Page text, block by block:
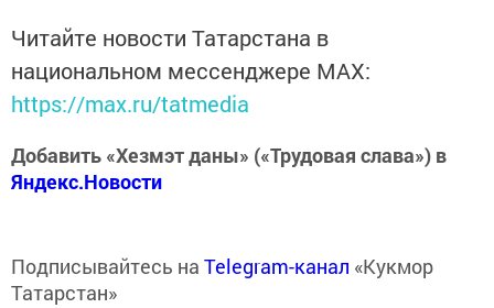
Читайте новости Татарстана в
национальном мессенджере MАХ:
https://max.ru/tatmedia
Добавить «Хезмэт даны» («Трудовая слава») в
Яндекс.Новости
Подписывайтесь на Telegram-канал «Кукмор
Татарстан»